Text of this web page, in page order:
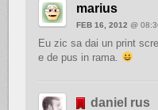
marius
FEB 16, 2012 @
Eu zic sa dai un print
e de pus in rama.
daniel rus